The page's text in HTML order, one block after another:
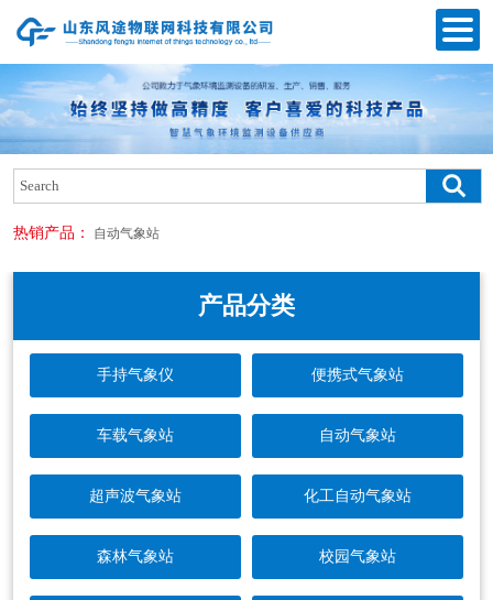
热销产品： 自动气象站
产品分类
手持气象仪 便携式气象站
车载气象站 自动气象站
超声波气象站 化工自动气象站
森林气象站 校园气象站